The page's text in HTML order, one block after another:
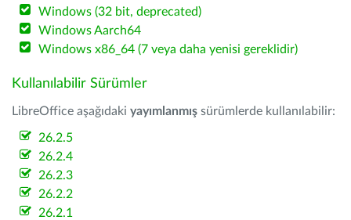
Windows (32 bit, deprecated)
Windows Aarch64
Windows x86_64 (7 veya daha yenisi gereklidir)
Kullanılabilir Sürümler
LibreOffice aşağıdaki yayımlanmış sürümlerde kullanılabilir:
26.2.5
26.2.4
26.2.3
26.2.2
26.2.1